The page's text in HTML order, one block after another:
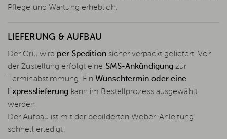
Pflege und Wartung erheblich.
LIEFERUNG & AUFBAU
Der Grill wird per Speditionsicher verpackt geliefert. Vor
der Zustellung erfolgt eine SMS-Ankündigung zur
Terminabstimmung. Ein Wunschtermin oder eine
Expresslieferung kann im Bestellprozess ausgewählt
werden.
Der Aufbau ist mit der bebilderten Weber-Anleitung
schnell erledigt.